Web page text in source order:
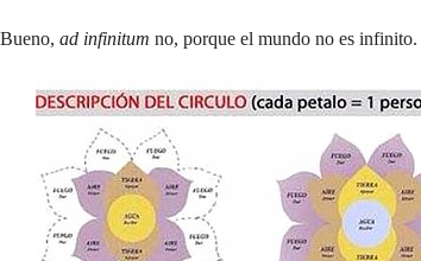
Bueno, ad infinitum no, porque el mundo no es infinito.